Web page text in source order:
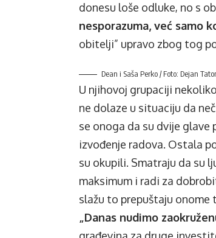
donesu loše odluke, no s
nesporazuma, već samo
obitelji” upravo zbog tog
Dean i Saša Perko / Foto: Dejan
U njihovoj grupaciji
ne dolaze u situaciju da
se onoga da su dvije glave
izvođenje radova. Ostala
su okupili. Smatraju da su
maksimum i radi za
slažu to prepuštaju onome
„Danas nudimo